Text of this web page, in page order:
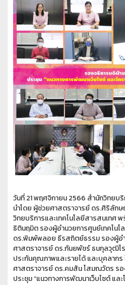
วันที่ 21 พฤศจิกายน 2566 สำนักวิทยบ
นำโดย ผู้ช่วยศาสตราจารย์ ดร.ศิริลัก
วิทยบริการและเทคโนโลยีสารสนเทศ
ธิตินฤมิต รองผู้อำนวยการศูนย์เทคโน
ดร.พิมพ์พลอย ธีรสถิตย์ธรรม รองผู้อ
ศาสตราจารย์ ดร.กันยพัชร์ ธนกุลวุฒิโ
ประกันคุณภาพและรายได้ และบุคลาก
ศาสตราจารย์ ดร.คมสัน โสมณวัตร ร
ประชุม “แนวทางการพัฒนาเว็บไซต์ แล